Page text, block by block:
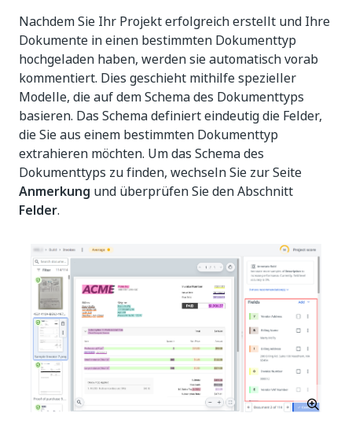
Nachdem Sie Ihr Projekt erfolgreich erstellt und Ihre
Dokumente in einen bestimmten Dokumenttyp
hochgeladen haben, werden sie automatisch vorab
kommentiert. Dies geschieht mithilfe spezieller
Modelle, die auf dem Schema des Dokumenttyps
basieren. Das Schema definiert eindeutig die Felder,
die Sie aus einem bestimmten Dokumenttyp
extrahieren möchten. Um das Schema des
Dokumenttyps zu finden, wechseln Sie zur Seite
Anmerkung und überprüfen Sie den Abschnitt
Felder.